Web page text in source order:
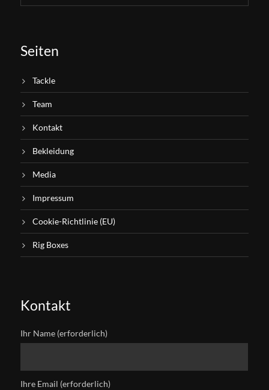
Seiten
Tackle
Team
Kontakt
Bekleidung
Media
Impressum
Cookie-Richtlinie (EU)
Rig Boxes
Kontakt
Ihr Name (erforderlich)
Ihre Email (erforderlich)